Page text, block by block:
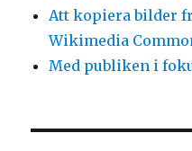
Att kopiera bilder
Wikimedia
Med publiken i